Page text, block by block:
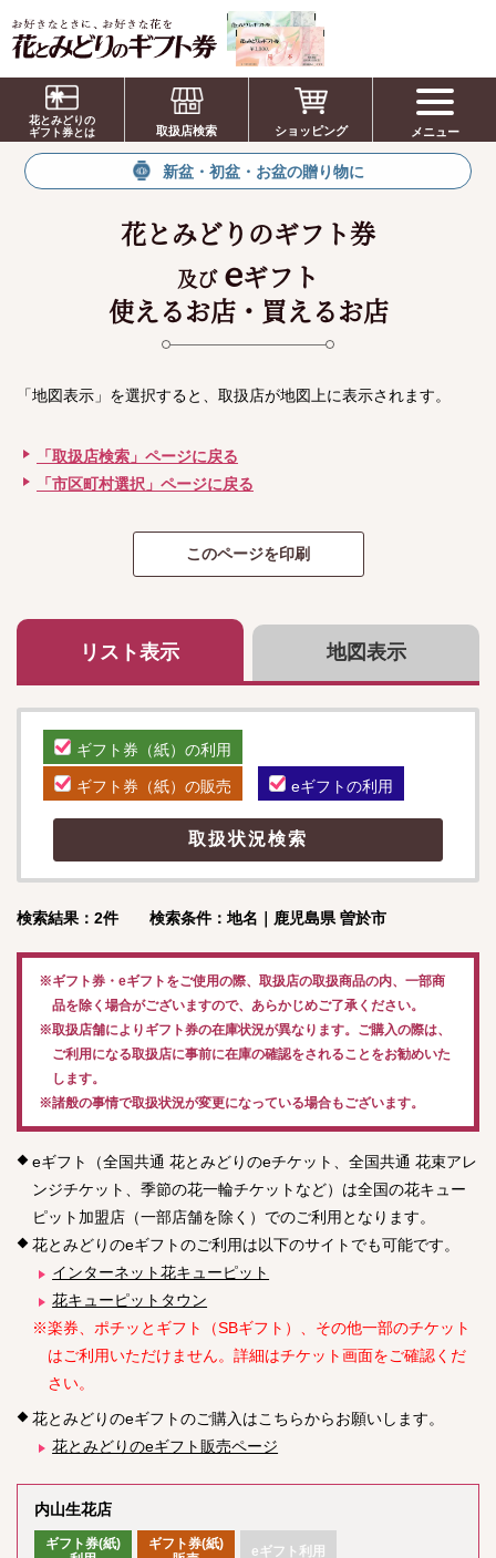
お祝い、お盆、新盆、お彼岸、喪中、お供
え、見舞い、返事、供花、線香贈答におすす
めのギフト
花とみどりの
ギフト券とは
取扱店検索 ショッピング メニュー
新盆・初盆・お盆の贈り物に
花とみどりのギフト券
及び eギフト
使えるお店・買えるお店
「地図表示」を選択すると、取扱店が地図上に表示されます。
「取扱店検索」ページに戻る
「市区町村選択」ページに戻る
リスト表示 地図表示
ギフト券（紙）の利用
ギフト券（紙）の販売 eギフトの利用
検索結果：2件 検索条件：地名｜鹿児島県 曽於市
※ギフト券・eギフトをご使用の際、取扱店の取扱商品の内、一部商
品を除く場合がございますので、あらかじめご了承ください。
※取扱店舗によりギフト券の在庫状況が異なります。ご購入の際は、
ご利用になる取扱店に事前に在庫の確認をされることをお勧めいた
します。
※諸般の事情で取扱状況が変更になっている場合もございます。
eギフト（全国共通 花とみどりのeチケット、全国共通 花束アレ
ンジチケット、季節の花一輪チケットなど）は全国の花キュー
ピット加盟店（一部店舗を除く）でのご利用となります。
花とみどりのeギフトのご利用は以下のサイトでも可能です。
インターネット花キューピット
花キューピットタウン
※楽券、ポチッとギフト（SBギフト）、その他一部のチケット
はご利用いただけません。詳細はチケット画面をご確認くだ
さい。
花とみどりのeギフトのご購入はこちらからお願いします。
花とみどりのeギフト販売ページ
内山生花店
ギフト券(紙)
ギフト券(紙)
eギフト利用